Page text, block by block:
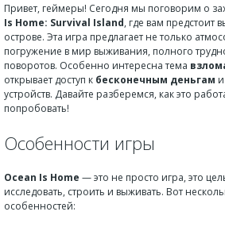
Привет, геймеры! Сегодня мы поговорим о
Is Home: Survival Island, где вам предстоит
острове. Эта игра предлагает не только
погружение в мир выживания, полного
поворотов. Особенно интересна тема
открывает доступ к бесконечным деньгам и
устройств. Давайте разберемся, как это
попробовать!
Особенности игры
Ocean Is Home — это не просто игра, это
исследовать, строить и выживать. Вот
особенностей: